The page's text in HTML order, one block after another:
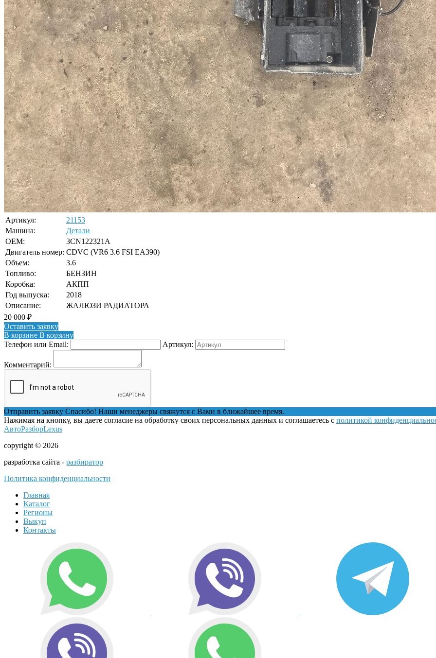
Артикул:
21153
Машина:
Детали
OEM:
3CN122321A
Двигатель номер: CDVC (VR6 3.6 FSI EA390)
Объем:
3.6
Топливо:
БЕНЗИН
Коробка:
АКПП
Год выпуска:
2018
Описание:
ЖАЛЮЗИ РАДИАТОРА
20 000 ₽
Оставить заявку
В корзине В корзину
Телефон или Email:
Артикул:
Комментарий:
Отправить заявку Спасибо! Наши менеджеры свяжутся с Вами в ближайшее время.
Нажимая на кнопку, вы даете согласие на обработку своих персональных данных и соглашаетесь с политикой
АвтоРазборLexus
copyright © 2026
разработка сайта - разбиратор
Политика конфиденциальности
Главная
Каталог
Регионы
Выкуп
Контакты